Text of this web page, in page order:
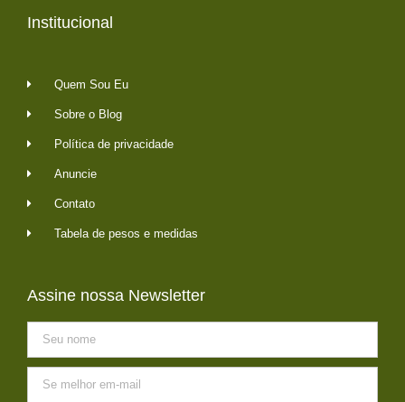
Institucional
Quem Sou Eu
Sobre o Blog
Política de privacidade
Anuncie
Contato
Tabela de pesos e medidas
Assine nossa Newsletter